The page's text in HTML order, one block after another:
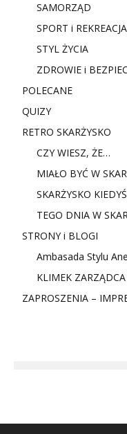
SAMORZĄD
SPORT i REKREACJA
STYL ŻYCIA
ZDROWIE i
POLECANE
QUIZY
RETRO SKARŻYSKO
CZY WIESZ, ŻE…
MIAŁO BYĆ W
SKARŻYSKO
TEGO DNIA W
STRONY i BLOGI
Ambasada Stylu
KLIMEK
ZAPROSZENIA –